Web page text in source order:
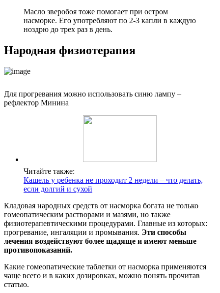
Масло зверобоя тоже помогает при остром
насморке. Его употребляют по 2-3 капли в каждую
ноздрю до трех раз в день.
Народная физиотерапия
Для прогревания можно использовать синю лампу –
рефлектор Минина
Читайте также:
Кашель у ребенка не проходит 2 недели – что делать,
если долгий и сухой
Кладовая народных средств от насморка богата не только
гомеопатическим растворами и мазями, но также
физиотерапевтическими процедурами. Главные из которых:
прогревание, ингаляции и промывания. Эти способы
лечения воздействуют более щадяще и имеют меньше
противопоказаний.
Какие гомеопатические таблетки от насморка применяются
чаще всего и в каких дозировках, можно понять прочитав
статью.